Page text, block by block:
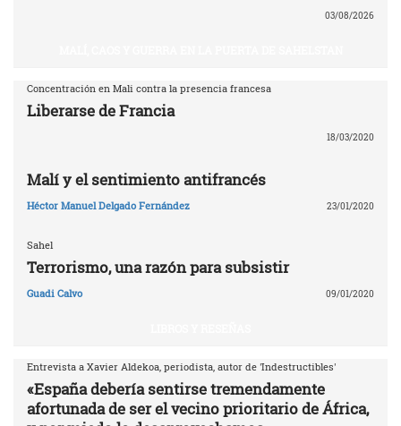
03/08/2026
Concentración en Mali contra la presencia francesa
Liberarse de Francia
18/03/2020
Malí y el sentimiento antifrancés
Héctor Manuel Delgado Fernández 23/01/2020
Sahel
Terrorismo, una razón para subsistir
Guadi Calvo 09/01/2020
Entrevista a Xavier Aldekoa, periodista, autor de 'Indestructibles'
«España debería sentirse tremendamente
afortunada de ser el vecino prioritario de África,